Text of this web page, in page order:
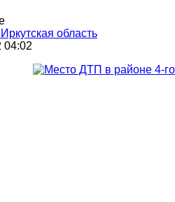
область
04:02